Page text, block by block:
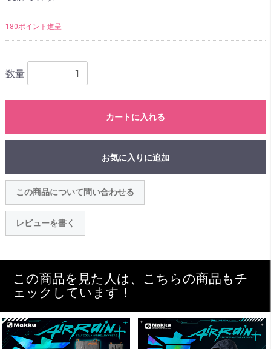
180ポイント進呈
数量
カートに入れる
お気に入りに追加
この商品について問い合わせる
レビューを書く
この商品を見た人は、こちらの商品もチ
ェックしています！